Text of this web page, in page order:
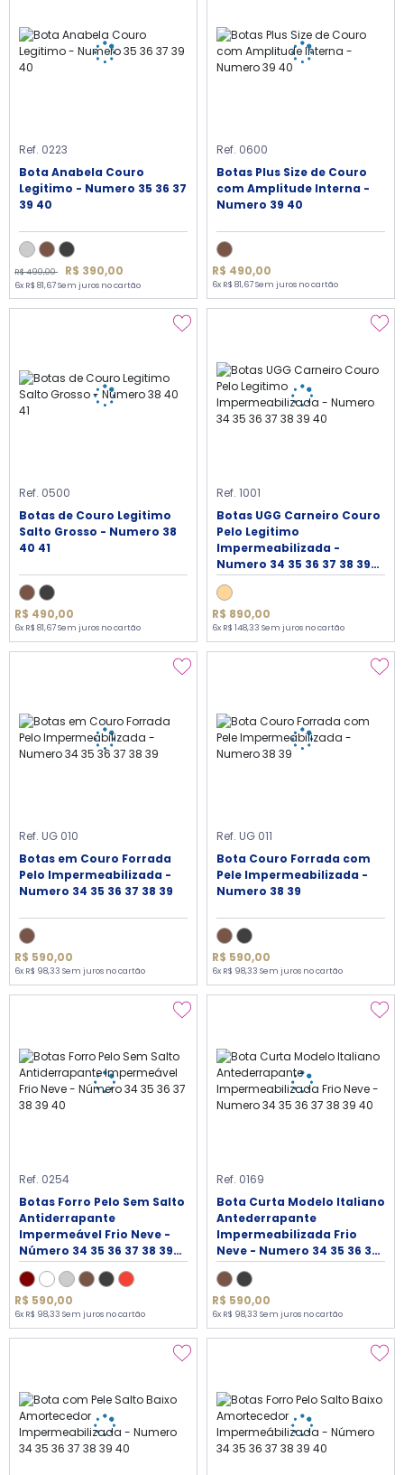
Ref. 0223
Bota Anabela Couro
Legitimo - Numero 35 36 37
39 40
R$ 490,00 R$ 390,00
6x R$ 81,67 Sem juros no cartão
Ref. 0600
Botas Plus Size de Couro
com Amplitude Interna -
Numero 39 40
R$ 490,00
6x R$ 81,67 Sem juros no cartão
Ref. 0500
Botas de Couro Legitimo
Salto Grosso - Numero 38
40 41
R$ 490,00
6x R$ 81,67 Sem juros no cartão
Ref. 1001
Botas UGG Carneiro Couro
Pelo Legitimo
Impermeabilizada -
Numero 34 35 36 37 38 39
40
R$ 890,00
6x R$ 148,33 Sem juros no cartão
Ref. UG 010
Botas em Couro Forrada
Pelo Impermeabilizada -
Numero 34 35 36 37 38 39
R$ 590,00
6x R$ 98,33 Sem juros no cartão
Ref. UG 011
Bota Couro Forrada com
Pele Impermeabilizada -
Numero 38 39
R$ 590,00
6x R$ 98,33 Sem juros no cartão
Ref. 0254
Botas Forro Pelo Sem Salto
Antiderrapante
Impermeável Frio Neve -
Número 34 35 36 37 38 39
40
R$ 590,00
6x R$ 98,33 Sem juros no cartão
Ref. 0169
Bota Curta Modelo Italiano
Antederrapante
Impermeabilizada Frio
Neve - Numero 34 35 36 37
38 39 40
R$ 590,00
6x R$ 98,33 Sem juros no cartão